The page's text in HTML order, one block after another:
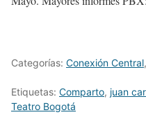
Categorías: Conexión Central,
Etiquetas: Comparto, juan
Teatro Bogotá